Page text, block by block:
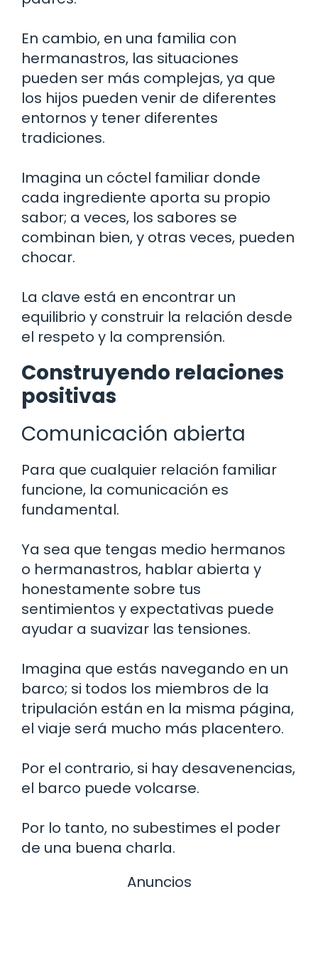
En cambio, en una familia con
hermanastros, las situaciones
pueden ser más complejas, ya que
los hijos pueden venir de diferentes
entornos y tener diferentes
tradiciones.
Imagina un cóctel familiar donde
cada ingrediente aporta su propio
sabor; a veces, los sabores se
combinan bien, y otras veces, pueden
chocar.
La clave está en encontrar un
equilibrio y construir la relación desde
el respeto y la comprensión.
Construyendo relaciones
positivas
Comunicación abierta
Para que cualquier relación familiar
funcione, la comunicación es
fundamental.
Ya sea que tengas medio hermanos
o hermanastros, hablar abierta y
honestamente sobre tus
sentimientos y expectativas puede
ayudar a suavizar las tensiones.
Imagina que estás navegando en un
barco; si todos los miembros de la
tripulación están en la misma página,
el viaje será mucho más placentero.
Por el contrario, si hay desavenencias,
el barco puede volcarse.
Por lo tanto, no subestimes el poder
de una buena charla.
Anuncios